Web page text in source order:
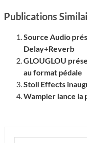
Publications
Source Audio
Delay+Reverb
GLOUGLOU
au format pédale
Stoll Effects
Wampler lance la